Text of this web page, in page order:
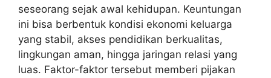
seseorang sejak awal kehidupan. Keuntungan
ini bisa berbentuk kondisi ekonomi keluarga
yang stabil, akses pendidikan berkualitas,
lingkungan aman, hingga jaringan relasi yang
luas. Faktor-faktor tersebut memberi pijakan